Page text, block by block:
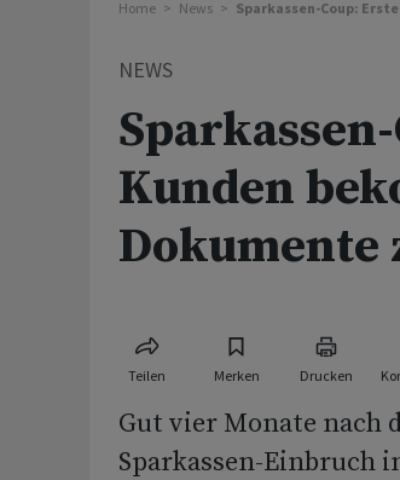
Home News Sparkassen-Coup:
NEWS
Kunden
Dokumente
Teilen Merken Drucken
Gut vier Monate nach
Sparkassen-Einbruch